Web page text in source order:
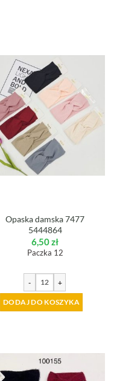
Opaska damska 7477
5444864
6,50zł
Paczka 12
- +
DODAJ DO KOSZYKA